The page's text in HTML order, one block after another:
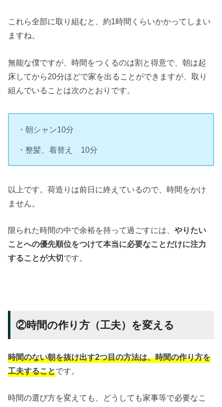
これら全部に取り組むと、約1時間くらいかかってしまい
ますね。
無能な僕ですが、時間をつくるのは割と得意で、朝は起
床してから20分ほどで家を出ることができますが、取り
組んでいることは次のとおりです。
・朝シャン10分
・整髪、着替え 10分
以上です。荷造りは前日に終えているので、時間をかけ
ません。
限られた時間の中で余裕を持って過ごすには、やりたい
ことへの優先順位をつけて本当に必要なことだけに注力
することが大切です。
②時間の作り方（工夫）を変える
時間のない朝を抜け出す2つ目の方法は、時間の作り方を
工夫することです。
時間の選び方を変えても、どうしても家事等で必要なこ